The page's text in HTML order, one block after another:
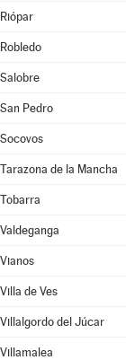
Riópar
Robledo
Salobre
San Pedro
Socovos
Tarazona de la Mancha
Tobarra
Valdeganga
Vianos
Villa de Ves
Villalgordo del Júcar
Villamalea